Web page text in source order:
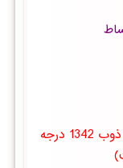
· عایق حرارت و برودت و ضد حریق (نقطه ذوب 1342 درجه